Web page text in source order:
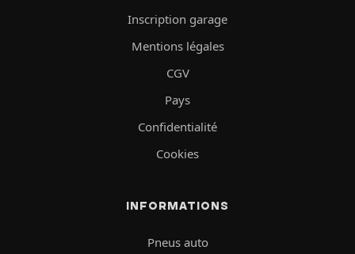
Inscription garage
Mentions légales
CGV
Pays
Confidentialité
Cookies
INFORMATIONS
Pneus auto